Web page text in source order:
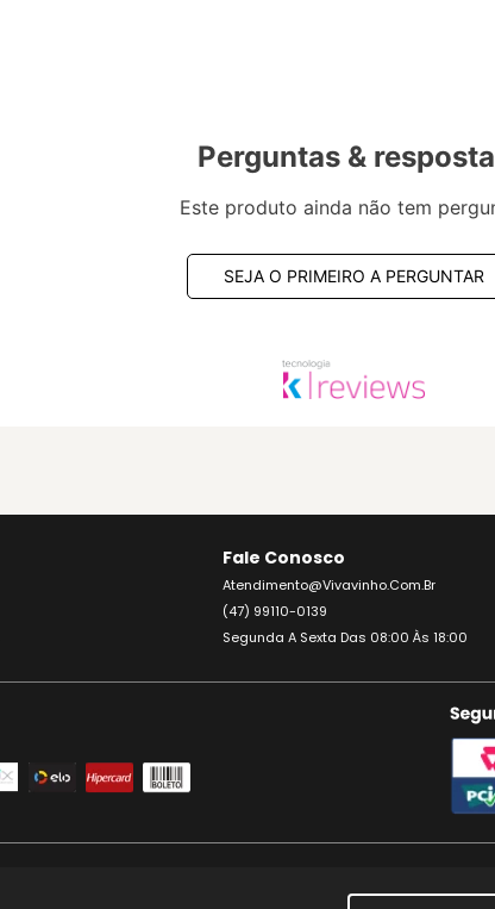
Perguntas &
Este produto ainda não tem
SEJA O PRIMEIRO A PERGUNTAR
Fale Conosco
Atendimento@vivavinho.com.br
(47) 99110-0139
Segunda A Sexta Das 08:00 Às 18:00